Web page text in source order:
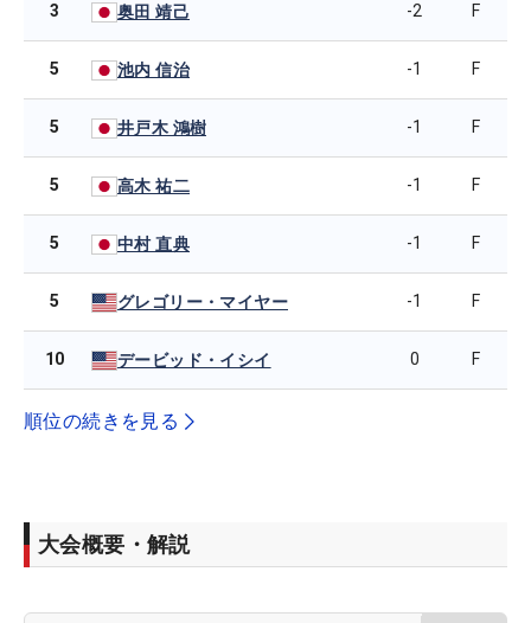
3 奥田 靖己 -2 F
5 池内 信治 -1 F
5 井戸木 鴻樹 -1 F
5 高木 祐二 -1 F
5 中村 直典 -1 F
5 グレゴリー・マイヤー -1 F
10 デービッド・イシイ 0 F
順位の続きを見る
大会概要・解説